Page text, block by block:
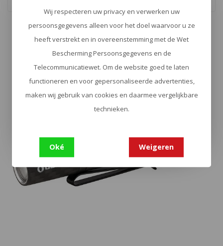
Wij respecteren uw privacy en verwerken uw
persoonsgegevens alleen voor het doel waarvoor u ze
heeft verstrekt en in overeenstemming met de Wet
Bescherming Persoonsgegevens en de
Telecommunicatiewet. Om de website goed te laten
functioneren en voor gepersonaliseerde advertenties,
maken wij gebruik van cookies en daarmee vergelijkbare
technieken.
Oké Weigeren